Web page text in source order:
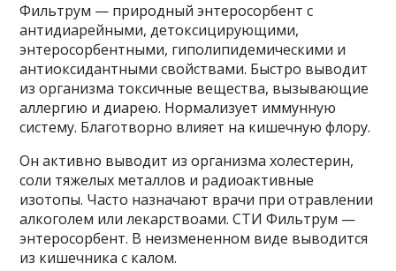
Фильтрум — природный энтеросорбент с
антидиарейными, детоксицирующими,
энтеросорбентными, гиполипидемическими и
антиоксидантными свойствами. Быстро выводит
из организма токсичные вещества, вызывающие
аллергию и диарею. Нормализует иммунную
систему. Благотворно влияет на кишечную флору.
Он активно выводит из организма холестерин,
соли тяжелых металлов и радиоактивные
изотопы. Часто назначают врачи при отравлении
алкоголем или лекарствоами. СТИ Фильтрум —
энтеросорбент. В неизмененном виде выводится
из кишечника с калом.